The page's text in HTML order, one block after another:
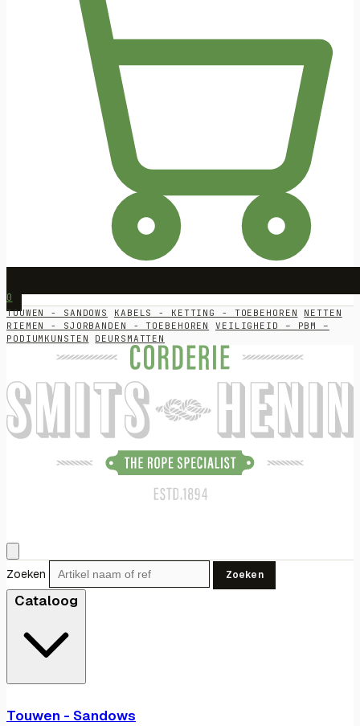
0
TOUWEN - SANDOWS KABELS - KETTING - TOEBEHOREN
NETTEN
RIEMEN - SJORBANDEN - TOEBEHOREN
VEILIGHEID – PBM –
PODIUMKUNSTEN
DEURSMATTEN
Zoeken Zoeken
Cataloog
Touwen - Sandows